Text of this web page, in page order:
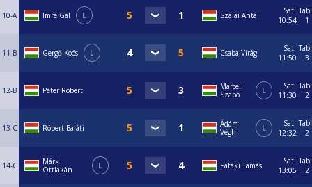
10-A Imre Gál L Szalai Antal
Sat
10:54
1
11-B Gergő Koós L Csaba Virág
Sat
11:50
3
12-B Péter Róbert
Marcell
Szabó
L
Sat
11:30
2
13-C Róbert Baláti
Ádám
Végh
L
Sat
12:32
2
14-C
Márk
Ottlakán
L Pataki Tamás
Sat
13:05
2